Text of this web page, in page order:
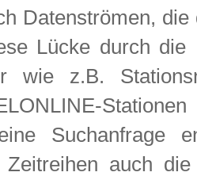
Datenströmen,
Lücke durch die
wie z.B.
Suchanfrage
Zeitreihen auch